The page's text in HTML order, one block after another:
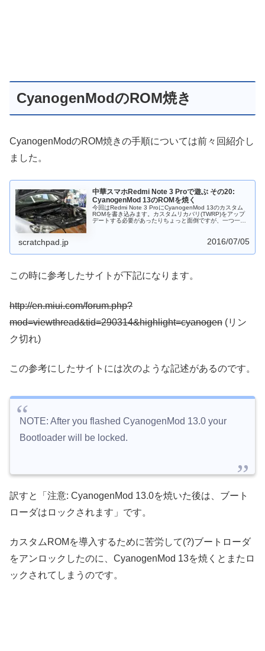
CyanogenModのROM焼き
CyanogenModのROM焼きの手順については前々回紹介し
ました。
中華スマホRedmi Note 3 Proで遊ぶ その20:
CyanogenMod 13のROMを焼く
今回はRedmi Note 3 ProにCyanogenMod 13のカスタム
ROMを書き込みます。カスタムリカバリ(TWRP)をアップ
デートする必要があったりちょっと面倒ですが、一つ一つ
scratchpad.jp 2016/07/05
この時に参考したサイトが下記になります。
http://en.miui.com/forum.php?
mod=viewthread&tid=290314&highlight=cyanogen (リン
ク切れ)
この参考にしたサイトには次のような記述があるのです。
NOTE: After you flashed CyanogenMod 13.0 your
Bootloader will be locked.
訳すと「注意: CyanogenMod 13.0を焼いた後は、ブート
ローダはロックされます」です。
カスタムROMを導入するために苦労して(?)ブートローダ
をアンロックしたのに、CyanogenMod 13を焼くとまたロ
ックされてしまうのです。